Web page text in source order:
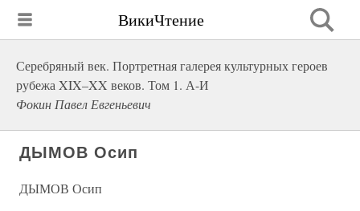
ВикиЧтение
Серебряный век. Портретная галерея культурных героев
рубежа XIX–XX веков. Том 1. А-И
Фокин Павел Евгеньевич
ДЫМОВ Осип
ДЫМОВ Осип